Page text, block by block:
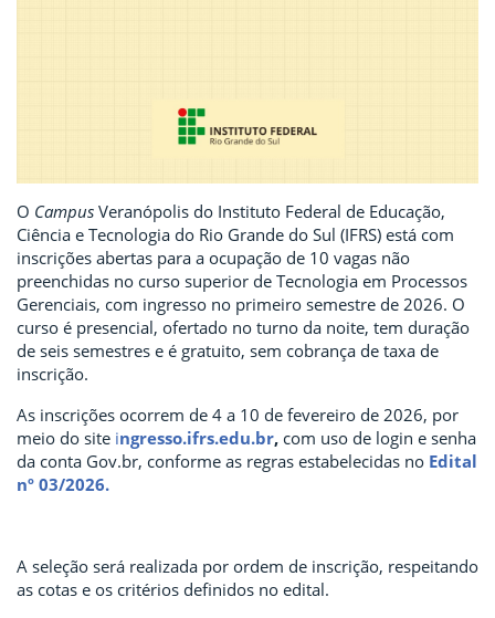
O Campus Veranópolis do Instituto Federal de Educação,
Ciência e Tecnologia do Rio Grande do Sul (IFRS) está com
inscrições abertas para a ocupação de 10 vagas não
preenchidas no curso superior de Tecnologia em Processos
Gerenciais, com ingresso no primeiro semestre de 2026. O
curso é presencial, ofertado no turno da noite, tem duração
de seis semestres e é gratuito, sem cobrança de taxa de
inscrição.
As inscrições ocorrem de 4 a 10 de fevereiro de 2026, por
meio do site ingresso.ifrs.edu.br, com uso de login e senha
da conta Gov.br, conforme as regras estabelecidas no Edital
nº 03/2026.
A seleção será realizada por ordem de inscrição, respeitando
as cotas e os critérios definidos no edital.